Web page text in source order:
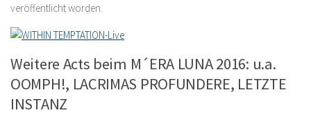
veröffentlicht worden.
Weitere Acts beim M´ERA LUNA 2016: u.a.
OOMPH!, LACRIMAS PROFUNDERE, LETZTE
INSTANZ